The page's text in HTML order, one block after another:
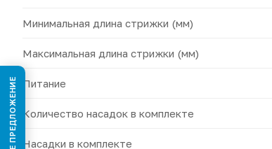
Минимальная длина стрижки (мм)
Максимальная длина стрижки (мм)
Питание
Количество насадок в комплекте
Насадки в комплекте